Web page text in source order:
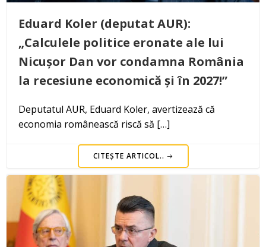
Eduard Koler (deputat AUR):
„Calculele politice eronate ale lui
Nicușor Dan vor condamna România
la recesiune economică și în 2027!”
Deputatul AUR, Eduard Koler, avertizează că
economia românească riscă să […]
CITEȘTE ARTICOL..